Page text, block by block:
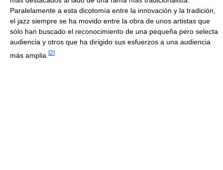
Paralelamente a esta dicotomía entre la innovación y la tradición,
el jazz siempre se ha movido entre la obra de unos artistas que
sólo han buscado el reconocimiento de una pequeña pero selecta
audiencia y otros que ha dirigido sus esfuerzos a una audiencia
más amplia. [2]